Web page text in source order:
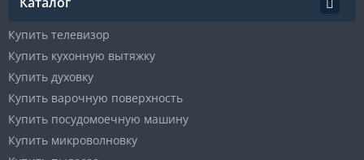
Купить телевизор
Купить кухонную вытяжку
Купить духовку
Купить варочную поверхность
Купить посудомоечную машину
Купить микроволновку